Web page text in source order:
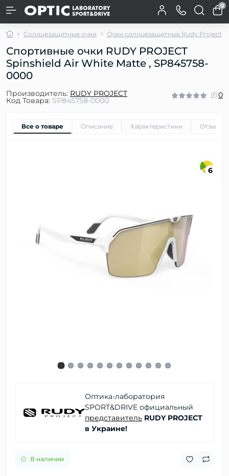
0
Солнцезащитные очки Очки солнцезащитные Rudy Project
Спортивные очки RUDY PROJECT
Spinshield Air White Matte , SP845758-
0000
Производитель: RUDY PROJECT
Код Товара: SP845758-0000
0
Все о товаре Описание Характеристики Отзывы
6
Оптика-лаборатория
SPORT&DRIVE официальный
представитель RUDY PROJECT
в Украине!
В наличии